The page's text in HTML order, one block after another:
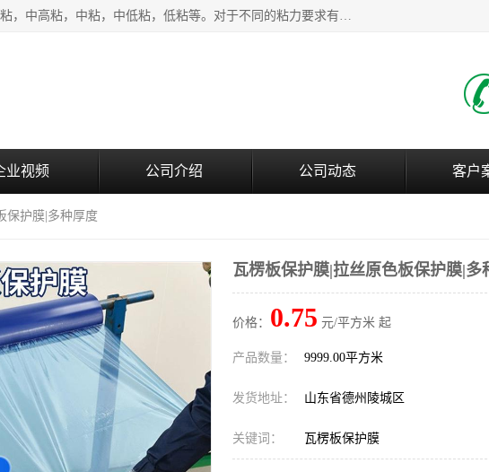
该类保护膜有复合，透明、奶白、蓝色、黑白等膜型。特高粘，高粘，中高粘，中粘，中低粘，低粘等。对于不同的粘力要求有相应的产品相适配。无胶渍残留污染。在较宽的收卷幅度下平整无皱纹，收卷长度大，利于机械化及自动化施工粘贴。为您的产品提供的表面保护解决方案。 产品广泛适用于：铝材、不锈钢、金属、塑料、电子、家电、家具、玻璃、化工材料、装饰材料等。
业视频 公司介绍 公司动态 客户
保护膜|多种厚度
瓦楞板保护膜|拉丝原色板保护膜|多
价格： 0.75 元/平方米 起
产品数量： 9999.00平方米
发货地址： 山东省德州陵城区
关键词： 瓦楞板保护膜